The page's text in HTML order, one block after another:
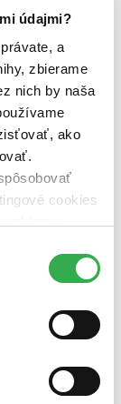
údajmi?
a
zbierame
nich by naša
ako
cookies
tieto